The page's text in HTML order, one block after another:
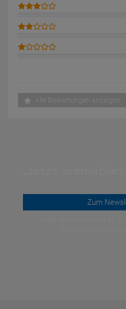
Alle Bewertungen anzeigen
Zum